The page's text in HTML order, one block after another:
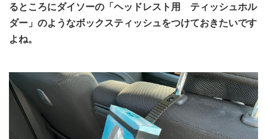
るところにダイソーの「ヘッドレスト用 ティッシュホル
ダー」のようなボックスティッシュをつけておきたいです
よね。